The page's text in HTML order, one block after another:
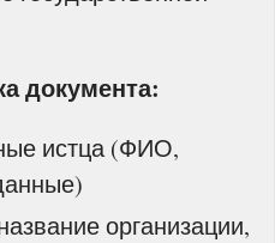
документа:
истца (ФИО,
организации,